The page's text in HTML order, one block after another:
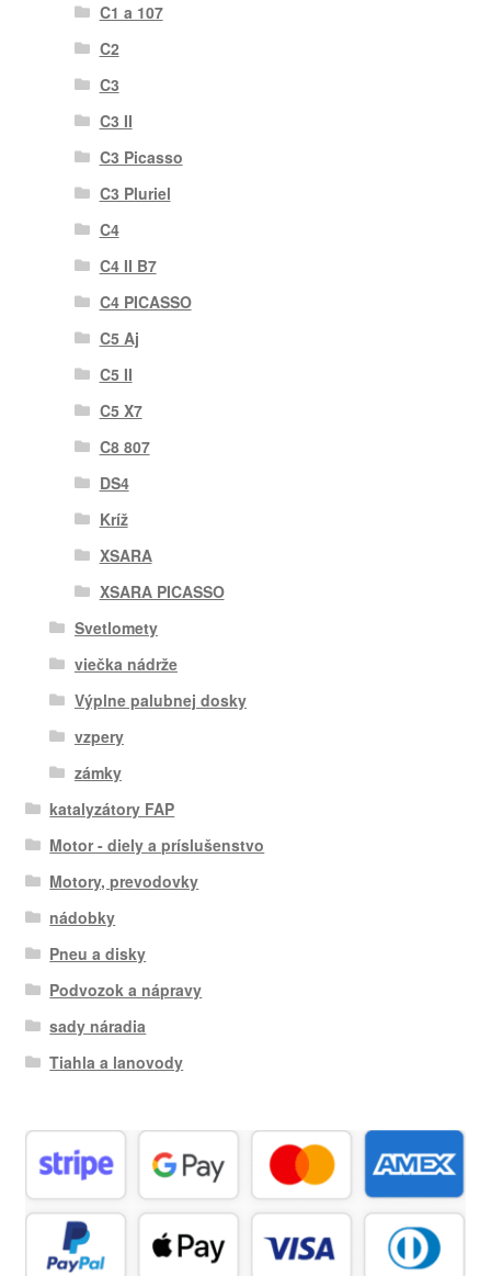
C1 a 107
C2
C3
C3 II
C3 Picasso
C3 Pluriel
C4
C4 II B7
C4 PICASSO
C5 Aj
C5 II
C5 X7
C8 807
DS4
Kríž
XSARA
XSARA PICASSO
Svetlomety
viečka nádrže
Výplne palubnej dosky
vzpery
zámky
katalyzátory FAP
Motor - diely a príslušenstvo
Motory, prevodovky
nádobky
Pneu a disky
Podvozok a nápravy
sady náradia
Tiahla a lanovody